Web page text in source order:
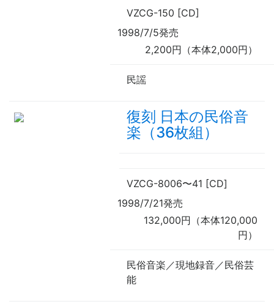
VZCG-150 [CD]
1998/7/5発売
2,200円（本体2,000円）
民謡
復刻 日本の民俗音
楽（36枚組）
VZCG-8006〜41 [CD]
1998/7/21発売
132,000円（本体120,000
円）
民俗音楽／現地録音／民俗芸
能